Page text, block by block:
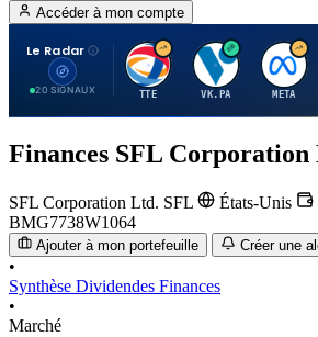
Accéder à mon compte
Le Radar
20 SIGNAUX
T
TTE
V
VK.PA
M
META
Finances SFL Corporation
SFL Corporation Ltd. SFL États-Unis
BMG7738W1064
Ajouter à mon portefeuille Créer une
•
Synthèse Dividendes Finances
•
Marché